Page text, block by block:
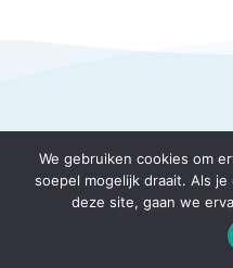
Gerelateerde
We gebruiken cookies om
soepel mogelijk draait. Als
deze site, gaan we